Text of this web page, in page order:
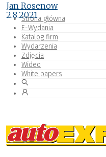
Strona główna
E-Wydania
Katalog firm
Wydarzenia
Zdjęcia
Wideo
White papers
Jan Rosenow
2.8.2021